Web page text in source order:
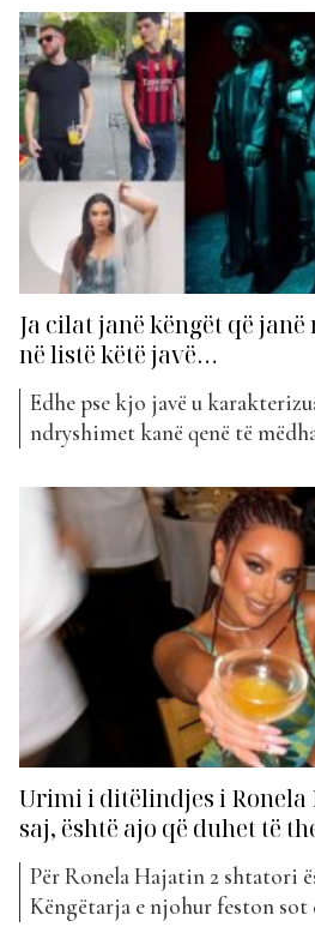
mitur e trafikim i qenieve
promovuar shumë artistë me
muzikor e akuzat e fundit janë
Ja cilat janë këngët që
në listë këtë javë…
Edhe pse kjo javë u
ndryshimet kanë qenë të
konsiderueshme në
se cilat janë ato… Dr1n & Ani
pozicione) Ronela Hajati – Ta
Urimi i ditëlindjes i Ronela
saj, është ajo që duhet të
Për Ronela Hajatin 2 shtatori
Këngëtarja e njohur feston sot